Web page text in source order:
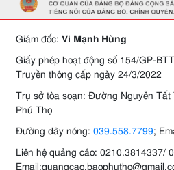
Giám đốc: Vi Mạnh Hùng
Giấy phép hoạt động số 154/GP-
Truyền thông cấp ngày 24/3/2022
Trụ sở tòa soạn: Đường Nguyễn
Phú Thọ
Đường dây nóng: 039.558.7799;
Liên hệ quảng cáo: 0210.3814337/